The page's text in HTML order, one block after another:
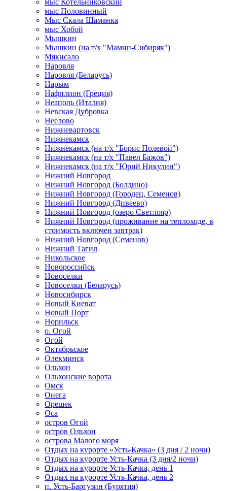
мыс Котельниковский
мыс Половинный
Мыс Скала Шаманка
мыс Хобой
Мышкин
Мышкин (на т/х "Мамин-Сибиряк")
Мякисало
Наровля
Наровля (Беларусь)
Нарым
Нафплион (Греция)
Неаполь (Италия)
Невская Дубровка
Неелово
Нижневартовск
Нижнекамск
Нижнекамск (на т/х "Борис Полевой")
Нижнекамск (на т/х "Павел Бажов")
Нижнекамск (на т/х "Юрий Никулин")
Нижний Новгород
Нижний Новгород (Болдино)
Нижний Новгород (Городец, Семенов)
Нижний Новгород (Дивеево)
Нижний Новгород (озеро Светлояр)
Нижний Новгород (проживание на теплоходе, в
стоимость включен завтрак)
Нижний Новгород (Семенов)
Нижний Тагил
Никольское
Новороссийск
Новоселки
Новоселки (Беларусь)
Новосибирск
Новый Киеват
Новый Порт
Норильск
о. Огой
Огой
Октябрьское
Олекминск
Ольхон
Ольхонские ворота
Омск
Онега
Орешек
Оса
остров Огой
остров Ольхон
острова Малого моря
Отдых на курорте «Усть-Качка» (3 дня / 2 ночи)
Отдых на курорте Усть-Качка (3 дня/2 ночи)
Отдых на курорте Усть-Качка, день 1
Отдых на курорте Усть-Качка, день 2
п. Усть-Баргузин (Бурятия)